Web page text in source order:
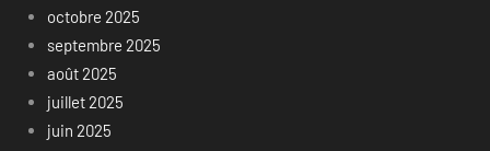
octobre 2025
septembre 2025
août 2025
juillet 2025
juin 2025